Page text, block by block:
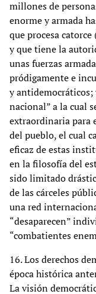
millones de
enorme y armada
que procesa
y que tiene la
unas fuerzas
pródigamente e
y antidemocráticos;
nacional” a la cual
extraordinaria para
del pueblo, el cual
eficaz de estas
en la filosofía del
sido limitado
de las cárceles
una red
“desaparecen”
“combatientes
16. Los derechos
época histórica
La visión